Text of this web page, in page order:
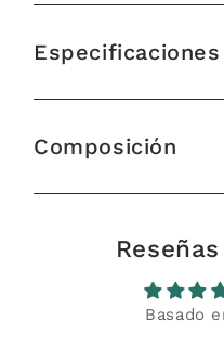
Especificaciones
Composición
Basado